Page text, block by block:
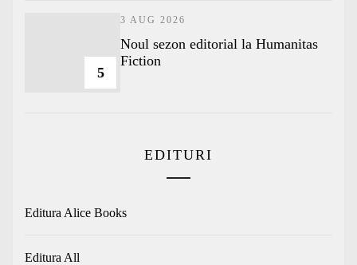
5
3 AUG 2026
​Noul sezon editorial la Humanitas
Fiction
EDITURI
Editura Alice Books
Editura All